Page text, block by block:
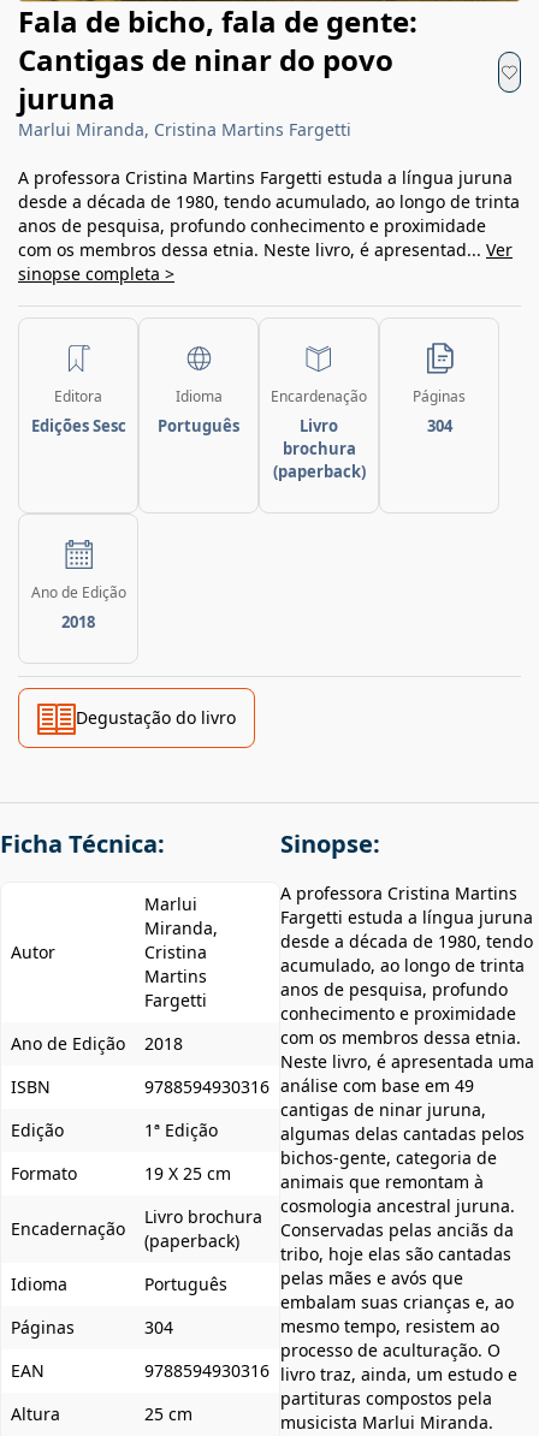
Fala de bicho, fala de gente:
Cantigas de ninar do povo
juruna
Marlui Miranda, Cristina Martins Fargetti
A professora Cristina Martins Fargetti estuda a língua juruna
desde a década de 1980, tendo acumulado, ao longo de trinta
anos de pesquisa, profundo conhecimento e proximidade
com os membros dessa etnia. Neste livro, é apresentad... Ver
sinopse completa >
Editora
Edições Sesc
Idioma
Português
Encardenação
Livro
brochura
(paperback)
Páginas
304
Ano de Edição
2018
Degustação do livro
Ficha Técnica:
Autor
Marlui
Miranda,
Cristina
Martins
Fargetti
Ano de Edição
2018
ISBN
9788594930316
Edição
1ª Edição
Formato
19 X 25 cm
Encadernação
Livro brochura
(paperback)
Idioma
Português
Páginas
304
EAN
9788594930316
Altura
25 cm
Sinopse:
A professora Cristina Martins
Fargetti estuda a língua juruna
desde a década de 1980, tendo
acumulado, ao longo de trinta
anos de pesquisa, profundo
conhecimento e proximidade
com os membros dessa etnia.
Neste livro, é apresentada uma
análise com base em 49
cantigas de ninar juruna,
algumas delas cantadas pelos
bichos-gente, categoria de
animais que remontam à
cosmologia ancestral juruna.
Conservadas pelas anciãs da
tribo, hoje elas são cantadas
pelas mães e avós que
embalam suas crianças e, ao
mesmo tempo, resistem ao
processo de aculturação. O
livro traz, ainda, um estudo e
partituras compostos pela
musicista Marlui Miranda.